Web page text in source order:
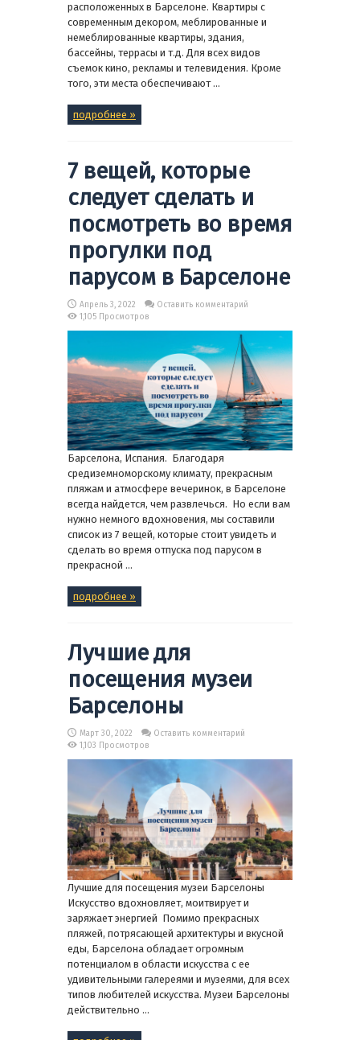
расположенных в Барселоне. Квартиры с
современным декором, меблированные и
немеблированные квартиры, здания,
бассейны, террасы и т.д. Для всех видов
съемок кино, рекламы и телевидения. Кроме
того, эти места обеспечивают ...
подробнее »
7 вещей, которые
следует сделать и
посмотреть во время
прогулки под
парусом в Барселоне
Апрель 3, 2022
Оставить комментарий
1,105 Просмотров
Барселона, Испания. Благодаря
средиземноморскому климату, прекрасным
пляжам и атмосфере вечеринок, в Барселоне
всегда найдется, чем развлечься. Но если вам
нужно немного вдохновения, мы составили
список из 7 вещей, которые стоит увидеть и
сделать во время отпуска под парусом в
прекрасной ...
подробнее »
Лучшие для
посещения музеи
Барселоны
Март 30, 2022
Оставить комментарий
1,103 Просмотров
Лучшие для посещения музеи Барселоны
Искусство вдохновляет, моитвирует и
заряжает энергией Помимо прекрасных
пляжей, потрясающей архитектуры и вкусной
еды, Барселона обладает огромным
потенциалом в области искусства с ее
удивительными галереями и музеями, для всех
типов любителей искусства. Музеи Барселоны
действительно ...